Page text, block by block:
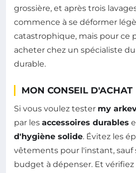
grossière, et après trois
commence à se déformer
catastrophique, mais pour ce
acheter chez un spécialiste
durable.
MON CONSEIL D'ACHAT
Si vous voulez tester my
par les accessoires durables
d'hygiène solide. Évitez les
vêtements pour l'instant, sauf
budget à dépenser. Et